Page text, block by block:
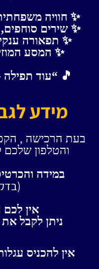
✨ חוויה
✨ שירים סוחפים,
✨ תפאורה
✨ המסע
🎵 “עוד
מידע
בעת הרכישה ,
והטלפון שלכם
במידה
אין לכם
ניתן לקבל
אין להכניס